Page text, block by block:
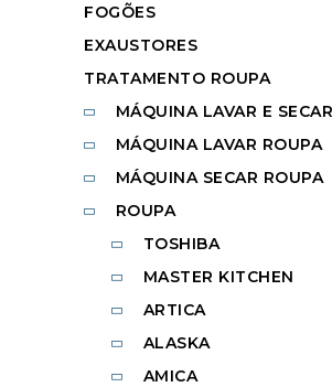
FOGÕES
EXAUSTORES
TRATAMENTO ROUPA
MÁQUINA LAVAR E
MÁQUINA LAVAR ROUPA
MÁQUINA SECAR ROUPA
ROUPA
TOSHIBA
MASTER KITCHEN
ARTICA
ALASKA
AMICA